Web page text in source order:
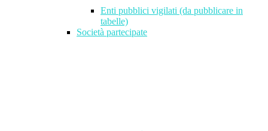
Enti pubblici vigilati (da pubblicare in
tabelle)
Società partecipate